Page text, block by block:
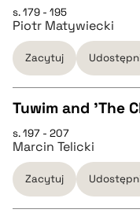
pobierz cytat
CZYSTY TEKST
pobierz cytat
BIBTEX
pobierz cytat
s. 179 - 195
Piotr Matywiecki
Zacytuj
CZYSTY TEKST
pobierz cytat
Tuwim and 'The
s. 197 - 207
Marcin Telicki
Zacytuj